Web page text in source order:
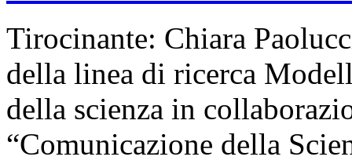
Tirocinante: Chiara
della linea di ricerca
della scienza in
“Comunicazione della